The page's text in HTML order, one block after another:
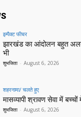
इम्पैक्ट फीचर
झारखंड का आंदोलन बहुत
भी
शुभजिता - August 6, 2026
शहरनामा/ चलते हुए
मासव्यापी श्रावण सेवा में
शुभजिता - August 6, 2026